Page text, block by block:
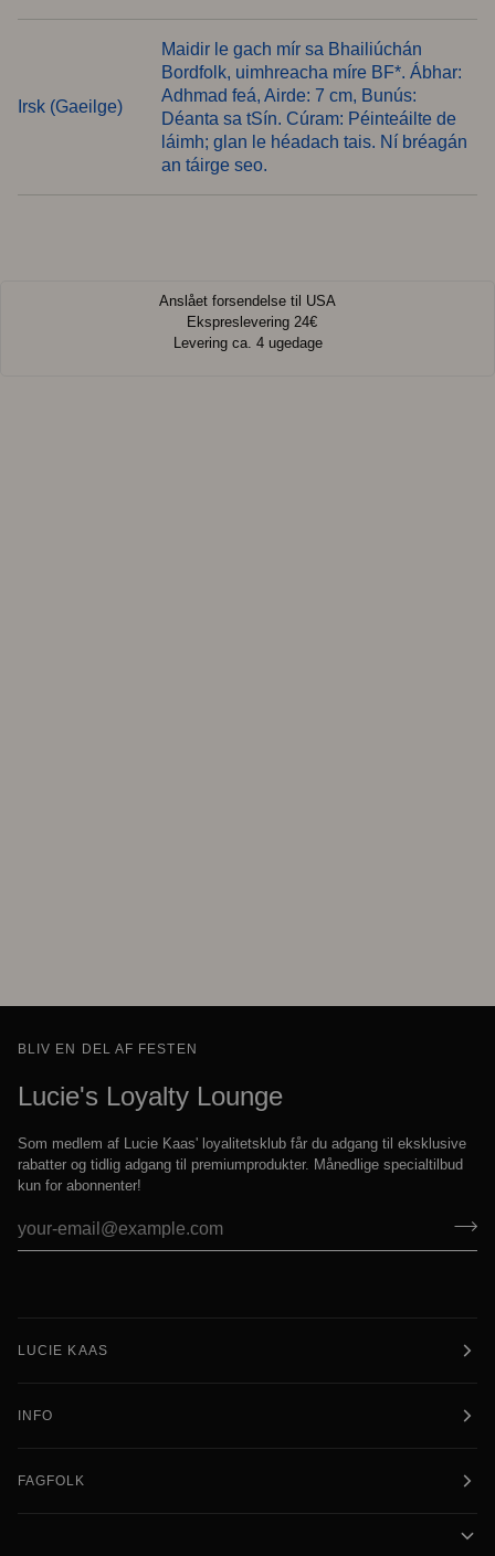
Irsk (Gaeilge)
Maidir le gach mír sa Bhailiúchán
Bordfolk, uimhreacha míre BF*. Ábhar:
Adhmad feá, Airde: 7 cm, Bunús:
Déanta sa tSín. Cúram: Péinteáilte de
láimh; glan le héadach tais. Ní bréagán
an táirge seo.
Anslået forsendelse til USA
Ekspreslevering 24€
Levering ca. 4 ugedage
BLIV EN DEL AF FESTEN
Lucie's Loyalty Lounge
Som medlem af Lucie Kaas' loyalitetsklub får du adgang til eksklusive
rabatter og tidlig adgang til premiumprodukter. Månedlige specialtilbud
kun for abonnenter!
LUCIE KAAS
INFO
FAGFOLK